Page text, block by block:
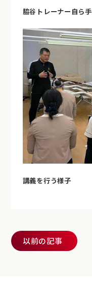
脇谷トレーナー自ら
講義を行う様子
以前の記事